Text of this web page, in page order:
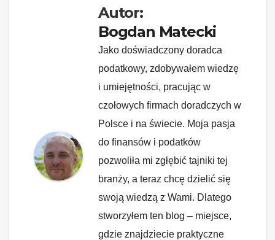
Autor:
Bogdan Matecki
Jako doświadczony doradca
podatkowy, zdobywałem wiedzę
i umiejętności, pracując w
czołowych firmach doradczych w
Polsce i na świecie. Moja pasja
do finansów i podatków
pozwoliła mi zgłębić tajniki tej
branży, a teraz chcę dzielić się
swoją wiedzą z Wami. Dlatego
stworzyłem ten blog – miejsce,
gdzie znajdziecie praktyczne